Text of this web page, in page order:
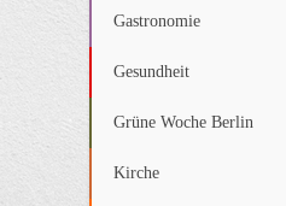
Gastronomie
Gesundheit
Grüne Woche Berlin
Kirche